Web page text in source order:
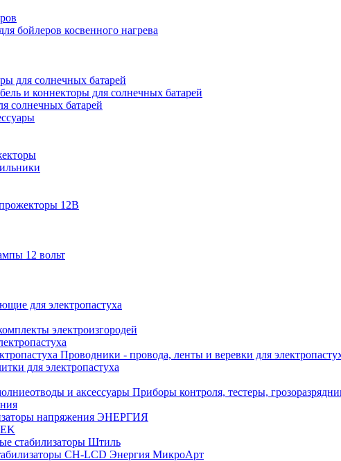
бойлеров косвенного нагрева
для солнечных батарей
и коннекторы для солнечных батарей
солнечных батарей
12В
12 вольт
для электропастуха
электроизгородей
Проводники - провода, ленты и веревки для
для электропастуха
Приборы контроля, тестеры,
напряжения ЭНЕРГИЯ
стабилизаторы Штиль
СН-LCD Энepгия МикроАрт